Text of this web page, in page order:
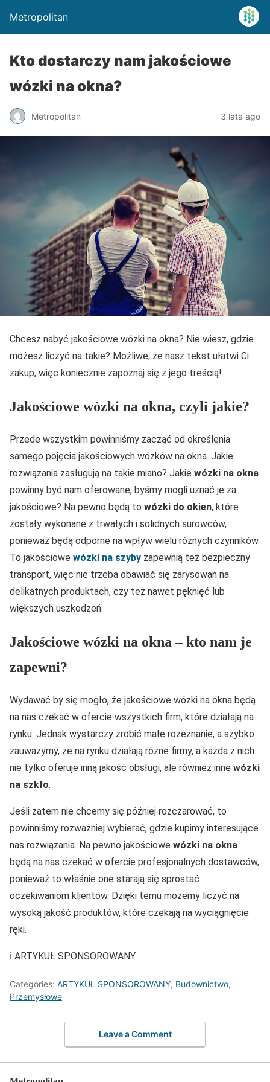
Metropolitan
Kto dostarczy nam jakościowe
wózki na okna?
Metropolitan 3 lata ago
Chcesz nabyć jakościowe wózki na okna? Nie wiesz, gdzie
możesz liczyć na takie? Możliwe, że nasz tekst ułatwi Ci
zakup, więc koniecznie zapoznaj się z jego treścią!
Jakościowe wózki na okna, czyli jakie?
Przede wszystkim powinniśmy zacząć od określenia
samego pojęcia jakościowych wózków na okna. Jakie
rozwiązania zasługują na takie miano? Jakie wózki na okna
powinny być nam oferowane, byśmy mogli uznać je za
jakościowe? Na pewno będą to wózki do okien, które
zostały wykonane z trwałych i solidnych surowców,
ponieważ będą odporne na wpływ wielu różnych czynników.
To jakościowe wózki na szyby zapewnią też bezpieczny
transport, więc nie trzeba obawiać się zarysowań na
delikatnych produktach, czy też nawet pęknięć lub
większych uszkodzeń.
Jakościowe wózki na okna – kto nam je
zapewni?
Wydawać by się mogło, że jakościowe wózki na okna będą
na nas czekać w ofercie wszystkich firm, które działają na
rynku. Jednak wystarczy zrobić małe rozeznanie, a szybko
zauważymy, że na rynku działają różne firmy, a każda z nich
nie tylko oferuje inną jakość obsługi, ale również inne wózki
na szkło.
Jeśli zatem nie chcemy się później rozczarować, to
powinniśmy rozważniej wybierać, gdzie kupimy interesujące
nas rozwiązania. Na pewno jakościowe wózki na okna
będą na nas czekać w ofercie profesjonalnych dostawców,
ponieważ to właśnie one starają się sprostać
oczekiwaniom klientów. Dzięki temu możemy liczyć na
wysoką jakość produktów, które czekają na wyciągnięcie
ręki.
ℹ️ ARTYKUŁ SPONSOROWANY
Categories: ARTYKUŁ SPONSOROWANY, Budownictwo,
Przemysłowe
Leave a Comment